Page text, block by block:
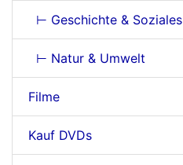
⊢ Geschichte & Soziales
⊢ Natur & Umwelt
Filme
Kauf DVDs